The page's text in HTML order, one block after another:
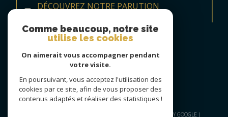
DÉCOUVREZ NOTRE PARUTION
© 2026 | TOUS DROITS RÉSERVÉS | TRADUCTION POWERED BY GOOGLE |
Comme beaucoup, notre site
utilise les cookies
On aimerait vous accompagner pendant
votre visite.
En poursuivant, vous acceptez l'utilisation des
cookies par ce site, afin de vous proposer des
contenus adaptés et réaliser des statistiques !